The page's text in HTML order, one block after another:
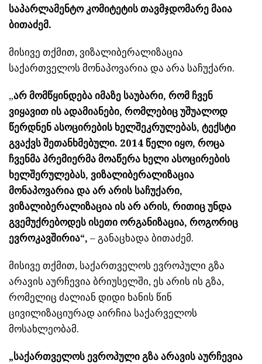
საპარლამენტო კომიტეტის თავმჯდომარე მაია
ბითაძემ.
მისივე თქმით, ვიზალიბერალიზაცია
საქართველოს მონაპოვარია და არა საჩუქარი.
„არ მომწყინდება იმაზე საუბარი, რომ ჩვენ
ვიყავით ის ადამიანები, რომლებიც უშუალოდ
წერდნენ ასოცირების ხელშეკრულებას, ტექსტი
გვაქვს შეთანხმებული. 2014 წელი იყო, როცა
ჩვენმა პრემიერმა მოაწერა ხელი ასოცირების
ხელშერულებას, ვიზალიბერალიზაცია
მონაპოვარია და არ არის საჩუქარი,
ვიზალიბერალიზაცია ის არ არის, რითიც უნდა
გვემუქრებოდეს ისეთი ორგანიზაცია, როგორიც
ევროკავშირია“, – განაცხადა ბითაძემ.
მისივე თქმით, საქართველოს ევროპული გზა
არავის აურჩევია ბრიუსელში, ეს არის ის გზა,
რომელიც ძალიან დიდი ხანის წინ
ცივილიზაციურად აირჩია საქარველოს
მოსახლეობამ.
„საქართველოს ევროპული გზა არავის აურჩევია